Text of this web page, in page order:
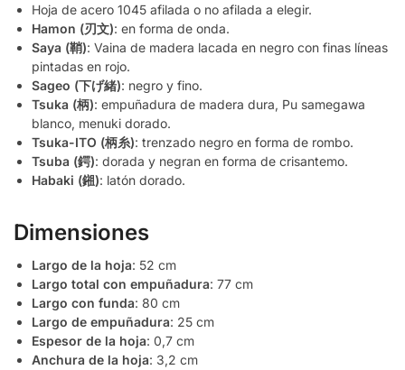
Hoja de acero 1045 afilada o no afilada a elegir.
Hamon (刃文): en forma de onda.
Saya (鞘): Vaina de madera lacada en negro con finas líneas
pintadas en rojo.
Sageo (下げ緒): negro y fino.
Tsuka (柄): empuñadura de madera dura, Pu samegawa
blanco, menuki dorado.
Tsuka-ITO (柄糸): trenzado negro en forma de rombo.
Tsuba (鍔): dorada y negran en forma de crisantemo.
Habaki (鎺): latón dorado.
Dimensiones
Largo de la hoja: 52 cm
Largo total con empuñadura: 77 cm
Largo con funda: 80 cm
Largo de empuñadura: 25 cm
Espesor de la hoja: 0,7 cm
Anchura de la hoja: 3,2 cm